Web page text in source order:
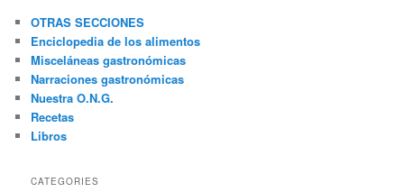
c
a
r
OTRAS SECCIONES
Enciclopedia de los alimentos
Misceláneas gastronómicas
Narraciones gastronómicas
Nuestra O.N.G.
Recetas
Libros
CATEGORIES